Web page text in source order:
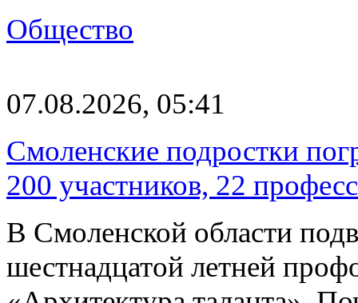
Общество
07.08.2026, 05:41
Смоленские подростки
200 участников, 22
В Смоленской области
шестнадцатой летней